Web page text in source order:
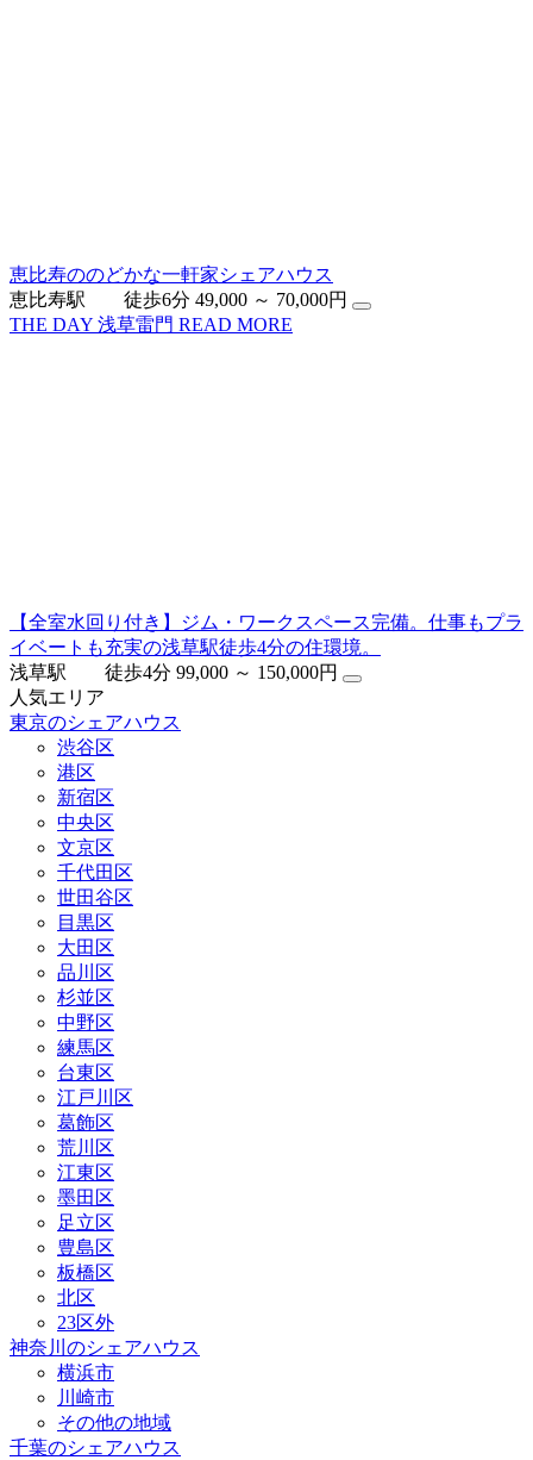
恵比寿ののどかな一軒家シェアハウス
恵比寿駅 徒歩6分 49,000 ～ 70,000円
THE DAY 浅草雷門 READ MORE
【全室水回り付き】ジム・ワークスペース完備。仕事もプラ
イベートも充実の浅草駅徒歩4分の住環境。
浅草駅 徒歩4分 99,000 ～ 150,000円
人気エリア
東京のシェアハウス
渋谷区
港区
新宿区
中央区
文京区
千代田区
世田谷区
目黒区
大田区
品川区
杉並区
中野区
練馬区
台東区
江戸川区
葛飾区
荒川区
江東区
墨田区
足立区
豊島区
板橋区
北区
23区外
神奈川のシェアハウス
横浜市
川崎市
その他の地域
千葉のシェアハウス